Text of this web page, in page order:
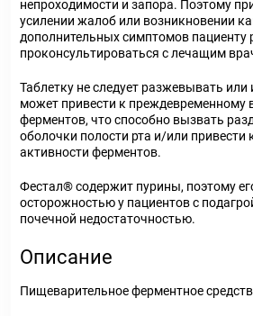
непроходимости и запора. Поэтому
усилении жалоб или возникновении
дополнительных симптомов пациенту
проконсультироваться с лечащим
Таблетку не следует разжевывать или
может привести к
ферментов, что способно вызвать
оболочки полости рта и/или привести
активности ферментов.
Фестал® содержит пурины, поэтому
осторожностью у пациентов с
почечной недостаточностью.
Описание
Пищеварительное ферментное